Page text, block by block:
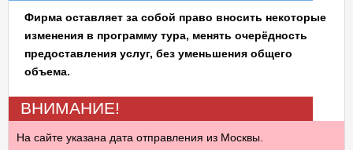
Фирма оставляет за собой право вносить некоторые
изменения в программу тура, менять очерёдность
предоставления услуг, без уменьшения общего
объема.
ВНИМАНИЕ!
На сайте указана дата отправления из Москвы.